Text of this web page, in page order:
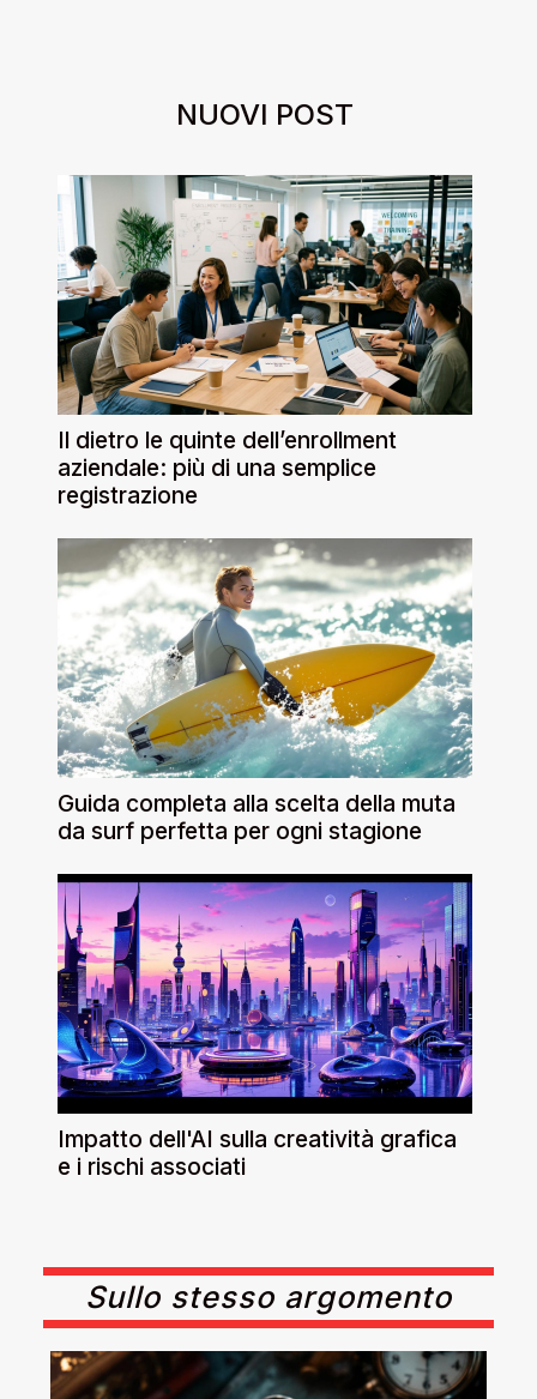
NUOVI POST
Il dietro le quinte dell’enrollment
aziendale: più di una semplice
registrazione
Guida completa alla scelta della muta
da surf perfetta per ogni stagione
Impatto dell'AI sulla creatività grafica
e i rischi associati
Sullo stesso argomento